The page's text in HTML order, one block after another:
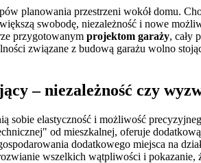
planowania przestrzeni wokół domu.
swobodę, niezależność i nowe
przygotowanym projektom garaży, cały
związane z budową garażu wolno
– niezależność czy
sobie elastyczność i możliwość
od mieszkalnej, oferuje
dodatkowego miejsca na
wszelkich wątpliwości i pokazanie,